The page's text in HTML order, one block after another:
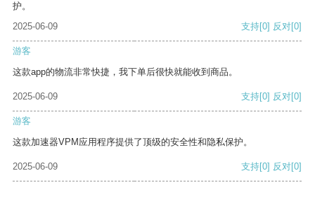
护。
2025-06-09
支持[0] 反对[0]
游客
这款app的物流非常快捷，我下单后很快就能收到商品。
2025-06-09 支持[0] 反对[0]
游客
这款加速器VPM应用程序提供了顶级的安全性和隐私保护。
2025-06-09 支持[0] 反对[0]